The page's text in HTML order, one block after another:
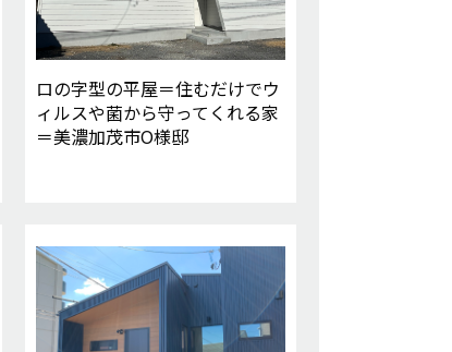
ロの字型の平屋＝住むだけでウ
ィルスや菌から守ってくれる家
＝美濃加茂市O様邸